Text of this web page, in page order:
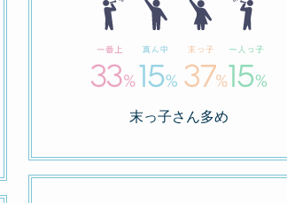
末っ子さん多め